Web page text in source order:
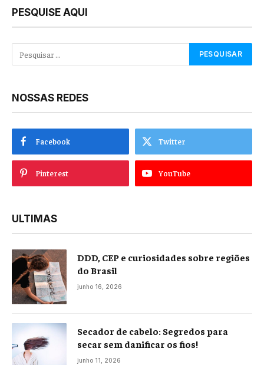
PESQUISE AQUI
NOSSAS REDES
Facebook Twitter
Pinterest YouTube
ULTIMAS
DDD, CEP e curiosidades sobre regiões
do Brasil
junho 16, 2026
Secador de cabelo: Segredos para
secar sem danificar os fios!
junho 11, 2026